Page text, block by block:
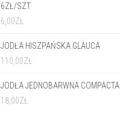
6ZŁ/SZT
6,00ZŁ
JODŁA HISZPAŃSKA GLAUCA
110,00ZŁ
JODŁA JEDNOBARWNA COMPACTA
18,00ZŁ